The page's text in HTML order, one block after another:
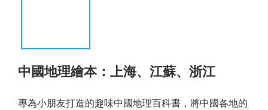
中國地理繪本：上海、江蘇、浙江
專為小朋友打造的趣味中國地理百科書，將中國各地的